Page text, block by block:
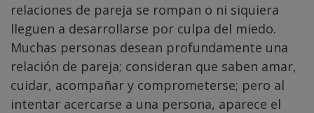
relaciones de pareja se rompan o ni siquiera
lleguen a desarrollarse por culpa del miedo.
Muchas personas desean profundamente una
relación de pareja; consideran que saben amar,
cuidar, acompañar y comprometerse; pero al
intentar acercarse a una persona, aparece el